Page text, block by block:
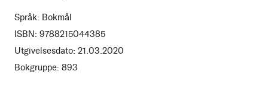
Språk: Bokmål
ISBN: 9788215044385
Utgivelsesdato: 21.03.2020
Bokgruppe: 893